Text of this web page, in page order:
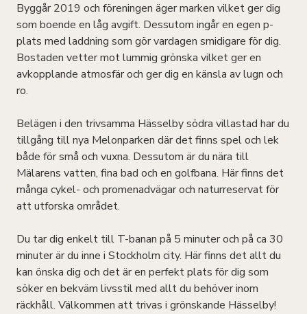
Byggår 2019 och föreningen äger marken vilket ger dig
som boende en låg avgift. Dessutom ingår en egen p-
plats med laddning som gör vardagen smidigare för dig.
Bostaden vetter mot lummig grönska vilket ger en
avkopplande atmosfär och ger dig en känsla av lugn och
ro.
Belägen i den trivsamma Hässelby södra villastad har du
tillgång till nya Melonparken där det finns spel och lek
både för små och vuxna. Dessutom är du nära till
Mälarens vatten, fina bad och en golfbana. Här finns det
många cykel- och promenadvägar och naturreservat för
att utforska området.
Du tar dig enkelt till T-banan på 5 minuter och på ca 30
minuter är du inne i Stockholm city. Här finns det allt du
kan önska dig och det är en perfekt plats för dig som
söker en bekväm livsstil med allt du behöver inom
räckhåll. Välkommen att trivas i grönskande Hässelby!